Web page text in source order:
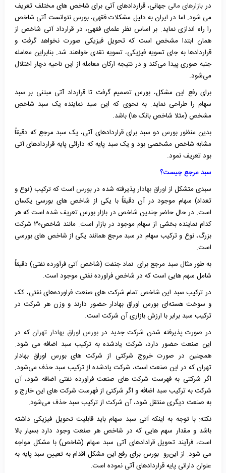
در بازارهای مالی جهانی، قراردادهای آتی برای شاخص های مختلف تعریف
می شود. اما در ایران به دلیل مشکلات فقهی،بورسنتوانست آتی شاخص
را راه اندازی نماید. بر اساس نظر علمای فقهی، در قرارداد آتی شاخص از
همان ابتدا مشخص است که تحویل فیزیکی صورت نخواهد گرفت و
قراردادها به جای تسویه فیزیکی، تسویه نقدی خواهند شد. بنابراین معامله
جنبه صوری پیدا می‌کند و در نتیجه ارکان معامله از این ناحیه دچار اختلال
می‌شود.
برای رفع این مشکل، بورس تصمیم گرفت تا قرارداد آتی مبتنی بر سبد
سهام را طراحی نماید. به نحوی که این سبد نماینده یک سبد شاخصِ
مشخص (مثلا شاخص بانک ها) باشد.
بدین منظور بورس دو سبد برای قراردادهای آتی، یک سبد مرجع که دقیقاً
مشابه شاخص مشخصی بود و یک سبد پایه که دارائی پایه قراردادهای آتی
بود تعریف نمود.
سبد مرجع چیست؟
سبدی متشکل از اوراق بهادارپذیرفته شده دربورساست که ترکیب (نوع و
تعداد) سهام موجود در آن دقیقاً با یکی از شاخص های بورسی یکسان
است. در حال حاضر چندین شاخص در بازار بورس تعریف شده است که هر
کدام نماینده بخشی از سهام موجود در بازار است. مانند شاخص۳۰ شرکت
بزرگ، نوع و ترکیب سهام در سبد مرجع همانند یکی از شاخص های بورسی
است.
به طور مثال سبد مرجع برای نماد جنفت (شاخص آتی فرآورده نفتی) دقیقاً
شامل سهم هایی است که در شاخص فراورده نفتی موجود است.
در ترکیب سبد این شاخص تمام شرکت های صنعت فراورده‌های نفتی، کک
و سوخت هسته‌ای بورس اوراق بهادار حضور دارند و وزن هر شرکت در
ترکیب سبد برابر با ارزش بازاری آن شرکت است.
در صورت پذیرفته شدن شرکت جدید در بورس اوراق بهادار تهرانکه در
این صنعت حضور دارد، شرکت یادشده به ترکیب سبد اضافه می شود.
همچنین در صورت خروج شرکتی از شرکت های بورس اوراق بهادار
تهران که در این صنعت است، شرکت یادشده از ترکیب سبد حذف می‌شود.
اگر شرکتی به فهرست شرکت های صنعت فراورده نفتی اضافه شود، آن
شرکت به ترکیب سبد اضافه و اگر شرکتی از فهرست شرکت های این خارج و
به صنعت دیگری منتقل شود، آن شرکت از ترکیب سبد حذف می‌شود.
نکته: با توجه به اینکه آتی سبد سهام باید قابلیت تحویل فیزیکی داشته
باشد و مقدار سهم هایی که در شاخص هر صنعت وجود دارد بسیار بالا
است، فرآیند تحویل قرادادهای آتی سبد سهام (شاخص) با مشکل مواجه
می شود. از این‌رو بورس برای رفع این مشکل اقدام به تعیین سبد پایه به
عنوان دارائی پایه قراردادهای آتی نموده است.